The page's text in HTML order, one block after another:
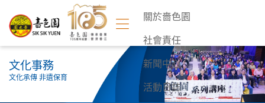
關於嗇色園
社會責任
新聞中心
活動日誌
文化事務
文化承傳 非遺保育